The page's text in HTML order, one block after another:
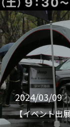
2024/03/09
【イベント出